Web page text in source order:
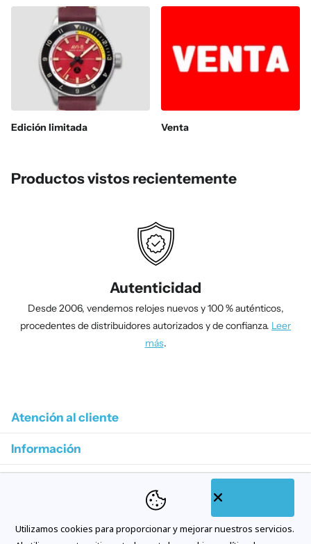
Edición limitada Venta
Productos vistos recientemente
Autenticidad
Desde 2006, vendemos relojes nuevos y 100 % auténticos,
procedentes de distribuidores autorizados y de confianza. Leer
más.
Atención al cliente
Información
Suscríbase a nuestros correos electrónicos
Utilizamos cookies para proporcionar y mejorar nuestros servicios.